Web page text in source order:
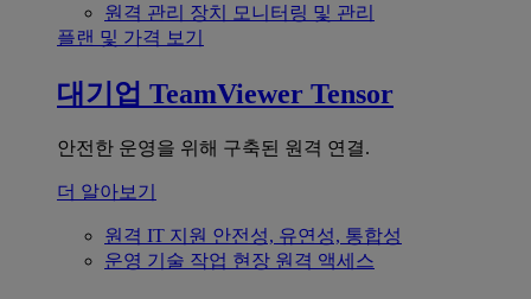
원격 관리 장치 모니터링 및 관리
플랜 및 가격 보기
대기업 TeamViewer Tensor
안전한 운영을 위해 구축된 원격 연결.
더 알아보기
원격 IT 지원 안전성, 유연성, 통합성
운영 기술 작업 현장 원격 액세스